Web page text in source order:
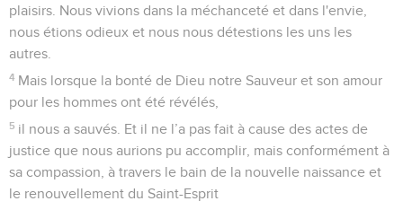
plaisirs. Nous vivions dans la méchanceté et dans l'envie,
nous étions odieux et nous nous détestions les uns les
autres.
4 Mais lorsque la bonté de Dieu notre Sauveur et son amour
pour les hommes ont été révélés,
5 il nous a sauvés. Et il ne l’a pas fait à cause des actes de
justice que nous aurions pu accomplir, mais conformément à
sa compassion, à travers le bain de la nouvelle naissance et
le renouvellement du Saint-Esprit